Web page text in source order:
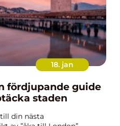
18. jan
fördjupande guide
staden
din nästa